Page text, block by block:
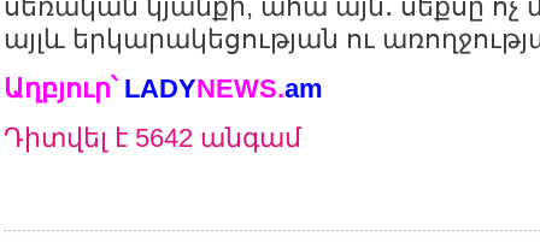
սեռական կյանքի, ահա այն․ սեքսը ոչ
այլև երկարակեցության ու
Աղբյուր՝ LADYNEWS.am
Դիտվել է 5642 անգամ